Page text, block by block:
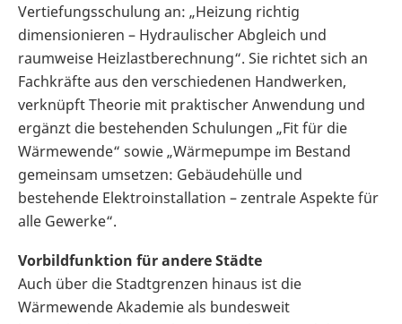
Vertiefungsschulung an: „Heizung richtig
dimensionieren – Hydraulischer Abgleich und
raumweise Heizlastberechnung“. Sie richtet sich an
Fachkräfte aus den verschiedenen Handwerken,
verknüpft Theorie mit praktischer Anwendung und
ergänzt die bestehenden Schulungen „Fit für die
Wärmewende“ sowie „Wärmepumpe im Bestand
gemeinsam umsetzen: Gebäudehülle und
bestehende Elektroinstallation – zentrale Aspekte für
alle Gewerke“.
Vorbildfunktion für andere Städte
Auch über die Stadtgrenzen hinaus ist die
Wärmewende Akademie als bundesweit